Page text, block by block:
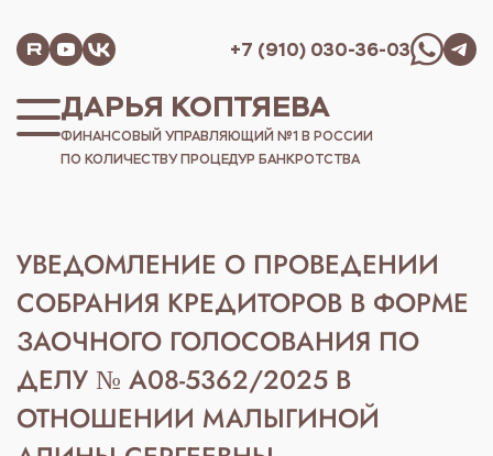
+7 (910) 030-36-03
ДАРЬЯ КОПТЯЕВА
ФИНАНСОВЫЙ УПРАВЛЯЮЩИЙ №1 В РОССИИ
ПО КОЛИЧЕСТВУ ПРОЦЕДУР БАНКРОТСТВА
УВЕДОМЛЕНИЕ О ПРОВЕДЕНИИ
СОБРАНИЯ КРЕДИТОРОВ В ФОРМЕ
ЗАОЧНОГО ГОЛОСОВАНИЯ ПО
ДЕЛУ № А08-5362/2025 В
ОТНОШЕНИИ МАЛЫГИНОЙ